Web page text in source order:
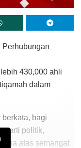
Perhubungan
430,000 ahli
dalam
bagi
parti politik,
atas semangat